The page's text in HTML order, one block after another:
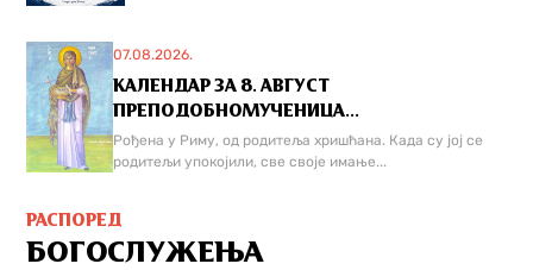
07.08.2026.
КАЛЕНДАР ЗА 8. АВГУСТ
ПРЕПОДОБНОМУЧЕНИЦА...
Рођена у Риму, од родитеља хришћана. Када су јој се
родитељи упокојили, све своје имање...
РАСПОРЕД
БОГОСЛУЖЕЊА